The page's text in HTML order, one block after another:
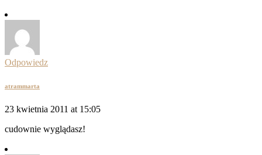
Odpowiedz
atrammarta
23 kwietnia 2011 at 15:05
cudownie wyglądasz!